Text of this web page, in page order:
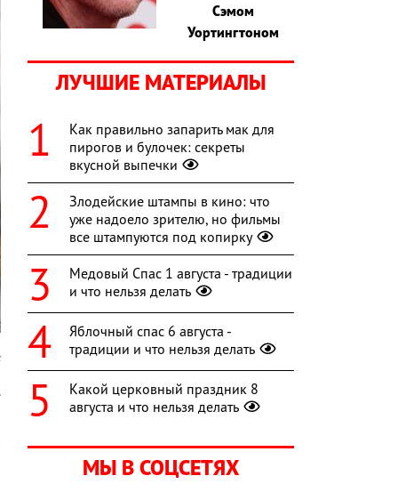
Сэмом
Уортингтоном
ЛУЧШИЕ МАТЕРИАЛЫ
Как правильно запарить мак для
пирогов и булочек: секреты
вкусной выпечки
Злодейские штампы в кино: что
уже надоело зрителю, но фильмы
все штампуются под копирку
Медовый Спас 1 августа - традиции
и что нельзя делать
Яблочный спас 6 августа -
традиции и что нельзя делать
Какой церковный праздник 8
августа и что нельзя делать
МЫ В СОЦСЕТЯХ